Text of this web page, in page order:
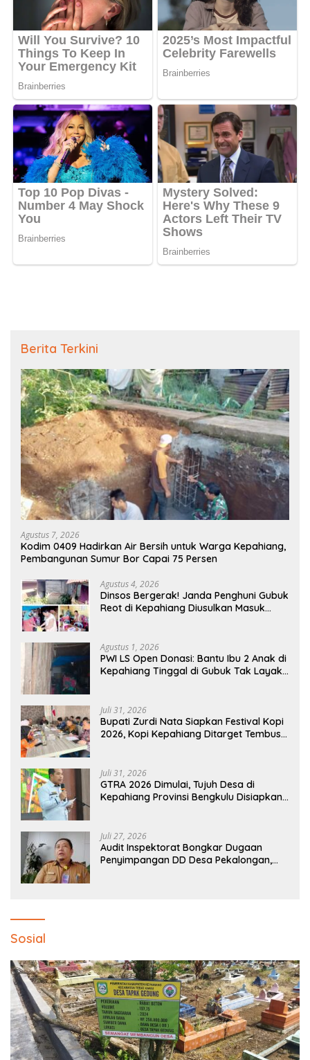
Berita Terkini
Agustus 7, 2026
Kodim 0409 Hadirkan Air Bersih untuk Warga Kepahiang,
Pembangunan Sumur Bor Capai 75 Persen
Agustus 4, 2026
Dinsos Bergerak! Janda Penghuni Gubuk
Reot di Kepahiang Diusulkan Masuk
Agustus 1, 2026
PWI LS Open Donasi: Bantu Ibu 2 Anak di
Kepahiang Tinggal di Gubuk Tak Layak
Juli 31, 2026
Bupati Zurdi Nata Siapkan Festival Kopi
2026, Kopi Kepahiang Ditarget Tembus
Juli 31, 2026
GTRA 2026 Dimulai, Tujuh Desa di
Kepahiang Provinsi Bengkulu Disiapkan
Juli 27, 2026
Audit Inspektorat Bongkar Dugaan
Penyimpangan DD Desa Pekalongan,
Sosial